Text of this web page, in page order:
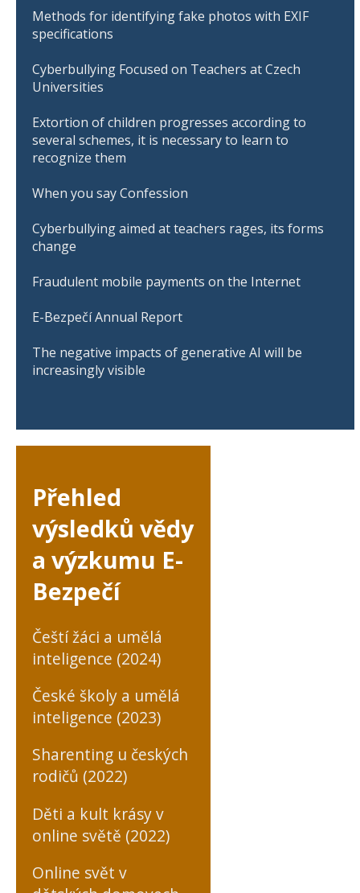
Methods for identifying fake photos with EXIF
specifications
Cyberbullying Focused on Teachers at Czech
Universities
Extortion of children progresses according to
several schemes, it is necessary to learn to
recognize them
When you say Confession
Cyberbullying aimed at teachers rages, its forms
change
Fraudulent mobile payments on the Internet
E-Bezpečí Annual Report
The negative impacts of generative AI will be
increasingly visible
Přehled
výsledků vědy
a výzkumu E-
Bezpečí
Čeští žáci a umělá
inteligence (2024)
České školy a umělá
inteligence (2023)
Sharenting u českých
rodičů (2022)
Děti a kult krásy v
online světě (2022)
Online svět v